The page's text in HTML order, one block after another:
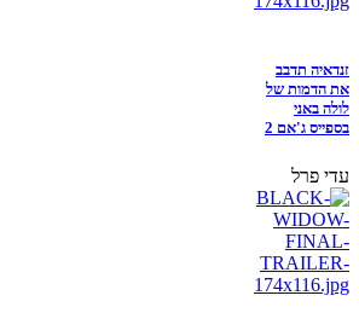
זנדאיה תדבב
את הדמות של
לולה באני
בספייס ג'אם 2
עדי פרל